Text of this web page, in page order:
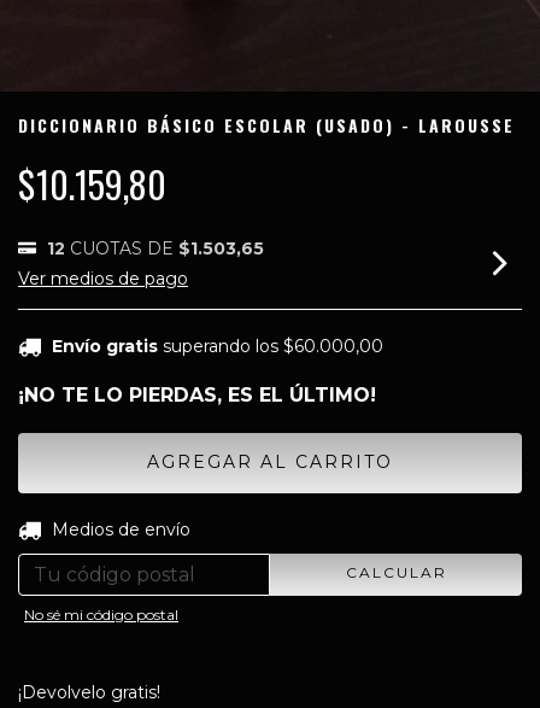
DICCIONARIO BÁSICO ESCOLAR (USADO) - LAROUSSE
$10.159,80
12 CUOTAS DE $1.503,65
Ver medios de pago
Envío gratis superando los $60.000,00
¡NO TE LO PIERDAS, ES EL ÚLTIMO!
Entregas para el CP:
Medios de envío
CALCULAR
No sé mi código postal
¡Devolvelo gratis!